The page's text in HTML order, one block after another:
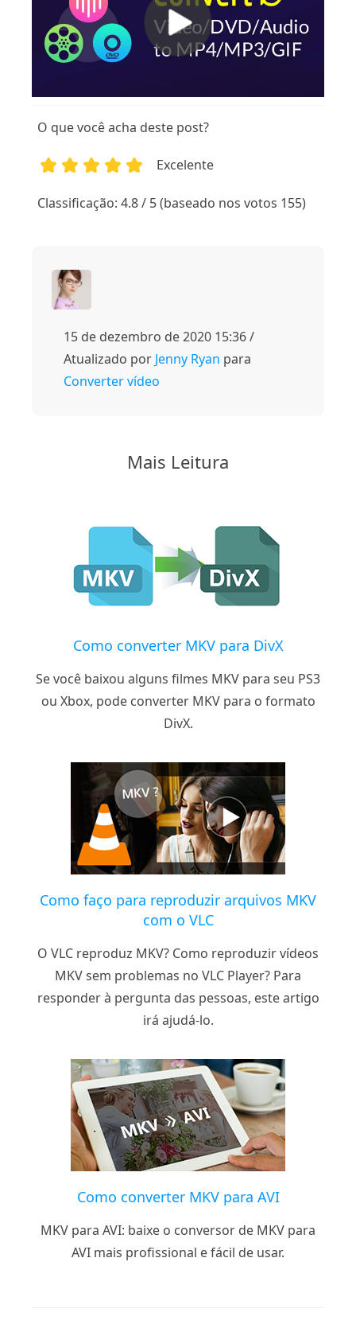
O que você acha deste post?
Excelente
Classificação: 4.8 / 5 (baseado nos votos 155)
15 de dezembro de 2020 15:36 /
Atualizado por Jenny Ryan para
Converter vídeo
Mais Leitura
Como converter MKV para DivX
Se você baixou alguns filmes MKV para seu PS3
ou Xbox, pode converter MKV para o formato
DivX.
Como faço para reproduzir arquivos MKV
com o VLC
O VLC reproduz MKV? Como reproduzir vídeos
MKV sem problemas no VLC Player? Para
responder à pergunta das pessoas, este artigo
irá ajudá-lo.
Como converter MKV para AVI
MKV para AVI: baixe o conversor de MKV para
AVI mais profissional e fácil de usar.